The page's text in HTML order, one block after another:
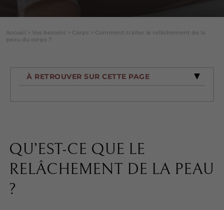
Accueil > Vos besoins > Corps > Comment traiter le relâchement de la
peau du corps ?
À RETROUVER SUR CETTE PAGE
QU’EST-CE QUE LE
RELÂCHEMENT DE LA PEAU
?